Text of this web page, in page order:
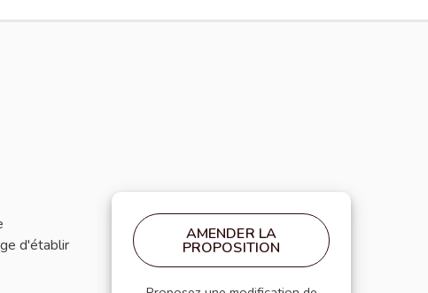
d'établir
AMENDER LA
PROPOSITION